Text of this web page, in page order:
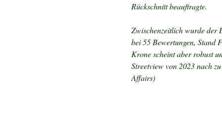
Rückschnitt beauftragte.
Zwischenzeitlich wurde der
bei 55 Bewertungen, Stand
Krone scheint aber robust
Streetview von 2023 nach
Affairs)